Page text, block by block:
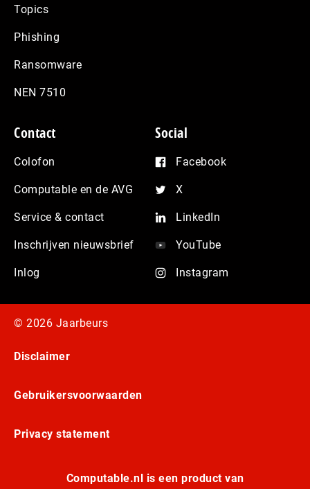
Topics
Phishing
Ransomware
NEN 7510
Contact
Colofon
Computable en de AVG
Service & contact
Inschrijven nieuwsbrief
Inlog
Social
Facebook
X
LinkedIn
YouTube
Instagram
© 2026 Jaarbeurs
Disclaimer
Gebruikersvoorwaarden
Privacy statement
Computable.nl is een product van